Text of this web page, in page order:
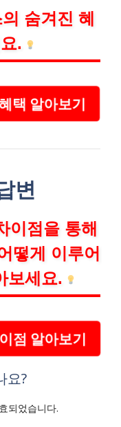
숨겨진 혜
.
택 알아보기
변
이점을 통해
떻게 이루어
보세요.
점 알아보기
요?
되었습니다.